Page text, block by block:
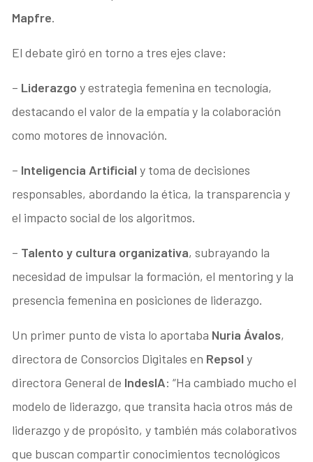
Mapfre.
El debate giró en torno a tres ejes clave:
– Liderazgoy estrategia femenina en tecnología,
destacando el valor de la empatía y la colaboración
como motores de innovación.
– Inteligencia Artificial y toma de decisiones
responsables, abordando la ética, la transparencia y
el impacto social de los algoritmos.
– Talento y cultura organizativa, subrayando la
necesidad de impulsar la formación, el mentoring y la
presencia femenina en posiciones de liderazgo.
Un primer punto de vista lo aportaba Nuria Ávalos,
directora de Consorcios Digitales en Repsoly
directora General de IndesIA: “Ha cambiado mucho el
modelo de liderazgo, que transita hacia otros más de
liderazgo y de propósito, y también más colaborativos
que buscan compartir conocimientos tecnológicos